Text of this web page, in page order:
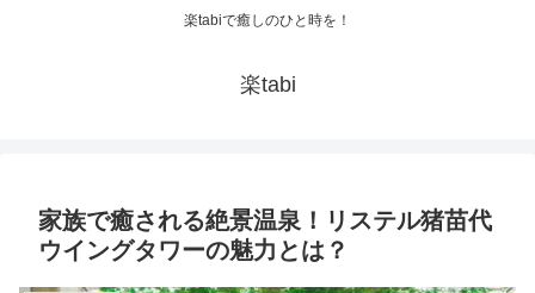
楽tabiで癒しのひと時を！
楽tabi
家族で癒される絶景温泉！リステル猪苗代
ウイングタワーの魅力とは？